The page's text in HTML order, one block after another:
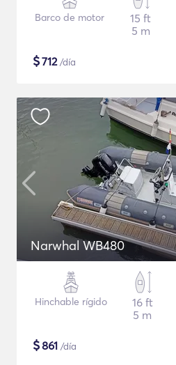
Barco de motor
15 ft
5 m
$712/día
Narwhal WB480
Hinchable rígido
16 ft
5 m
$861 /día